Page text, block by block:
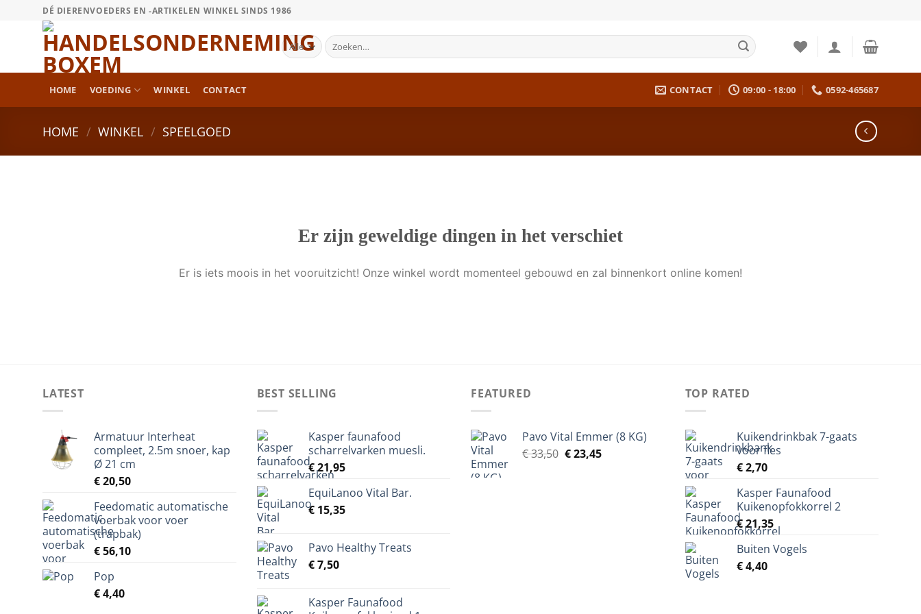
DÉ DIERENVOEDERS EN -ARTIKELEN WINKEL SINDS 1986
Zoeken
naar:
HOME VOEDING WINKEL CONTACT CONTACT 09:00 - 18:00 0592-465687
HOME / WINKEL / SPEELGOED
Er zijn geweldige dingen in het verschiet
Er is iets moois in het vooruitzicht! Onze winkel wordt momenteel gebouwd en zal binnenkort online komen!
LATEST
Armatuur Interheat
compleet, 2.5m snoer, kap
Ø 21 cm
€20,50
Feedomatic automatische
voerbak voor voer
(trapbak)
€56,10
Pop
€4,40
BEST SELLING
Kasper faunafood
scharrelvarken muesli.
€21,95
EquiLanoo Vital Bar.
€15,35
Pavo Healthy Treats
€7,50
Kasper Faunafood
FEATURED
Pavo Vital Emmer (8 KG)
€33,50 Oorspronkelijke
€23,45Huidige
TOP RATED
Kuikendrinkbak 7-gaats
voor fles
€2,70
Kasper Faunafood
Kuikenopfokkorrel 2
€21,35
Buiten Vogels
€4,40